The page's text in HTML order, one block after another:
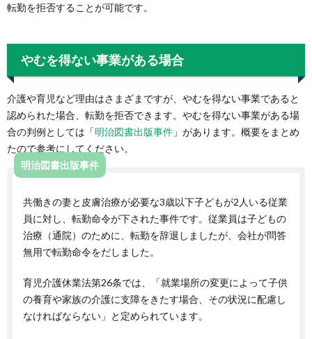
転勤を拒否することが可能です。
やむを得ない事業がある場合
介護や育児など理由はさまざまですが、やむを得ない事業であると
認められた場合、転勤を拒否できます。やむを得ない事業がある場
合の判例としては「明治図書出版事件 」があります。概要をまとめ
たので参考にしてください。
明治図書出版事件
共働きの妻と皮膚治療が必要な3歳以下子どもが2人いる従業
員に対し、転勤命令が下された事件です。従業員は子どもの
治療（通院）のために、転勤を辞退しましたが、会社が問答
無用で転勤命令をだしました。
育児介護休業法第26条では、「就業場所の変更によって子供
の養育や家族の介護に支障をきたす場合、その状況に配慮し
なければならない」と定められています。